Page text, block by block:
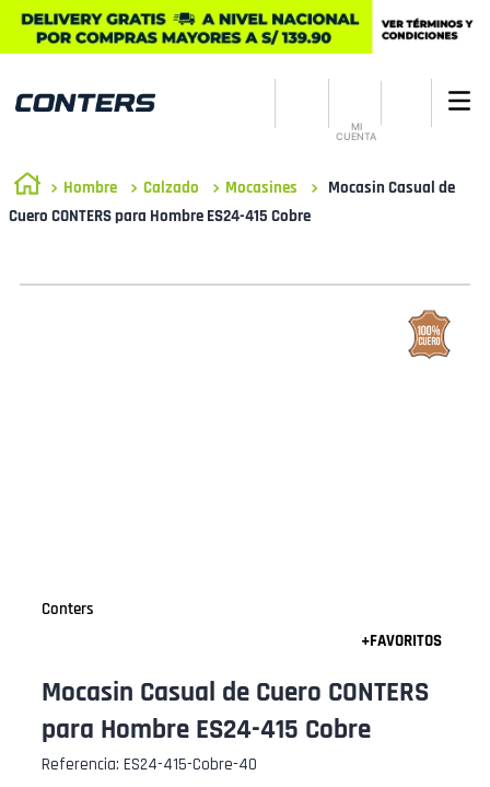
MI
CUENTA
Hombre Calzado Mocasines
Mocasin Casual de
Cuero CONTERS para Hombre ES24-415 Cobre
Conters
Mocasin Casual de Cuero CONTERS
para Hombre ES24-415 Cobre
Referencia: ES24-415-Cobre-40